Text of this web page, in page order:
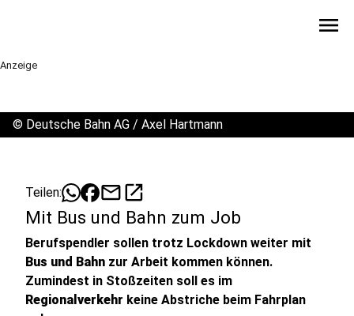
menu
Anzeige
© Deutsche Bahn AG / Axel Hartmann
Teilen: mailopen_in_new
Mit Bus und Bahn zum Job
Berufspendler sollen trotz Lockdown weiter mit
Bus und Bahn zur Arbeit kommen können.
Zumindest in Stoßzeiten soll es im
Regionalverkehr keine Abstriche beim Fahrplan